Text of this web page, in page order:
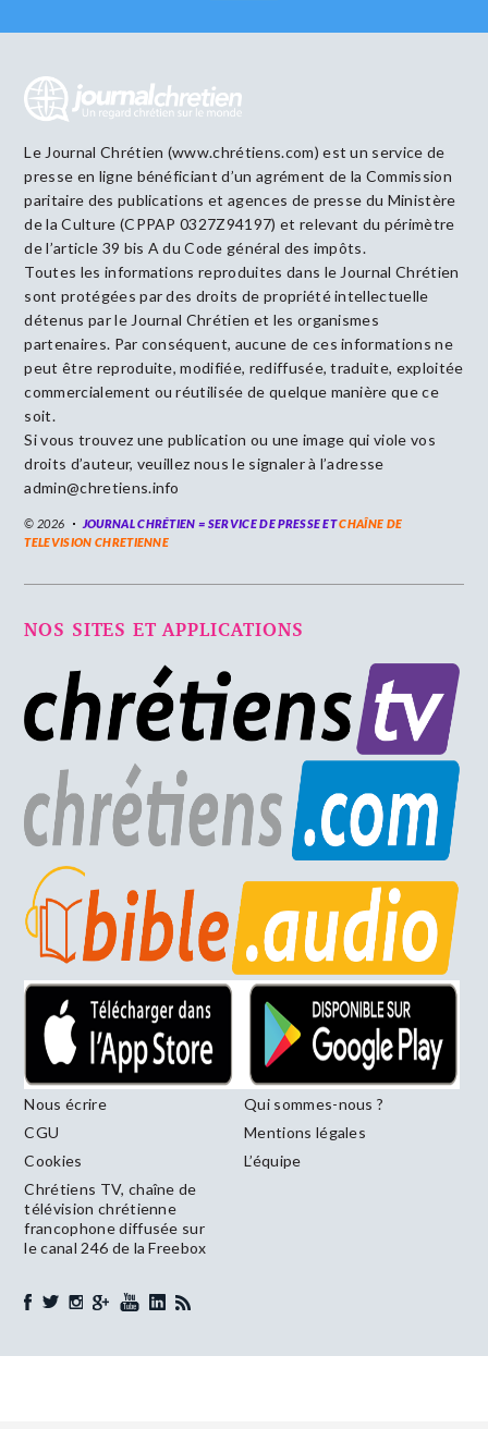
Le Journal Chrétien (www.chrétiens.com) est un service de
presse en ligne bénéficiant d’un agrément de la Commission
paritaire des publications et agences de presse du Ministère
de la Culture (CPPAP 0327Z94197) et relevant du périmètre
de l’article 39 bis A du Code général des impôts.
Toutes les informations reproduites dans le Journal Chrétien
sont protégées par des droits de propriété intellectuelle
détenus par le Journal Chrétien et les organismes
partenaires. Par conséquent, aucune de ces informations ne
peut être reproduite, modifiée, rediffusée, traduite, exploitée
commercialement ou réutilisée de quelque manière que ce
soit.
Si vous trouvez une publication ou une image qui viole vos
droits d’auteur, veuillez nous le signaler à l’adresse
admin@chretiens.info
© 2026 JOURNAL CHRÉTIEN = SERVICE DE PRESSE ETCHAÎNE DE
TELEVISION CHRETIENNE
NOS SITES ET APPLICATIONS
Nous écrire
Qui sommes-nous ?
CGU
Mentions légales
Cookies
L’équipe
Chrétiens TV, chaîne de
télévision chrétienne
francophone diffusée sur
le canal 246 de la Freebox